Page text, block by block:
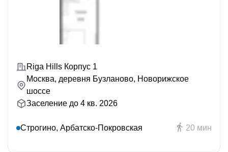
Riga Hills Корпус 1
Москва, деревня Бузланово, Новорижское
шоссе
Заселение до 4 кв. 2026
Строгино, Арбатско-Покровская 20 мин